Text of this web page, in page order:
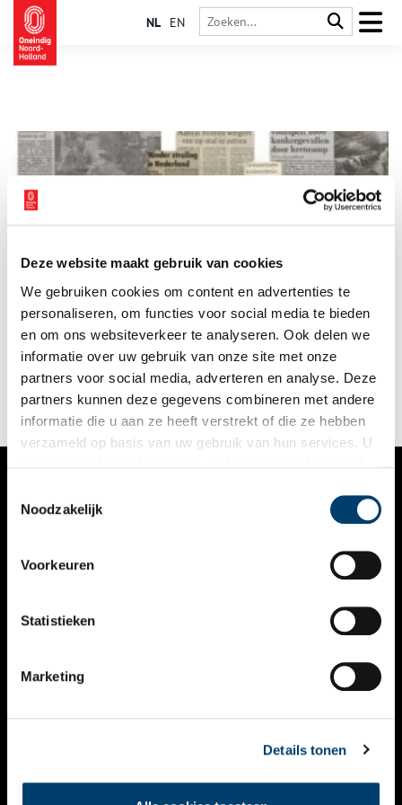
Deze website maakt gebruik van cookies
We gebruiken cookies om content en advertenties te
personaliseren, om functies voor social media te bieden
en om ons websiteverkeer te analyseren. Ook delen we
informatie over uw gebruik van onze site met onze
partners voor social media, adverteren en analyse. Deze
partners kunnen deze gegevens combineren met andere
informatie die u aan ze heeft verstrekt of die ze hebben
verzameld op basis van uw gebruik van hun services. U
Noodzakelijk
Voorkeuren
Statistieken
Marketing
Details tonen
NL EN
Holland
Op 26 april 1986 voltrok zich één van de grootste nucleaire
rampen uit de geschiedenis. Het radioactieve materiaal dat
vrijkwam uit de kerncentrale van Tsjernobyl was tot in
Nederland te meten. Er werden verschillende maatregelen
genomen om besmetting te voorkomen.
VERHALEN
KALENDER
THEMA’S
VIDEO’S
CONTACT